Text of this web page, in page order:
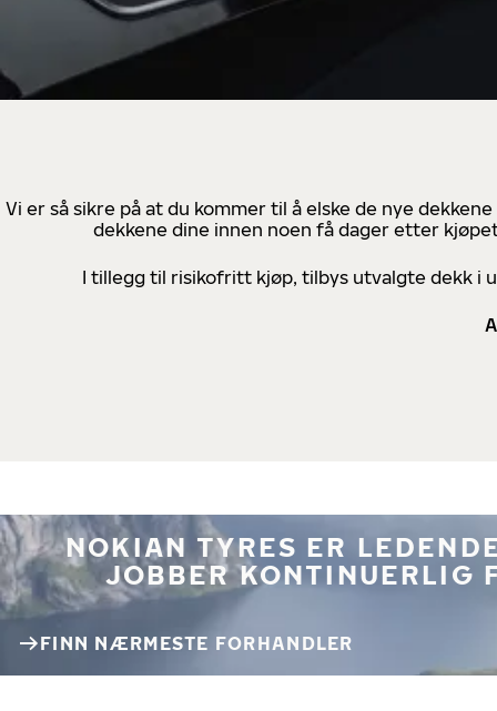
Vi er så sikre på at du kommer til å elske de nye
dekkene dine innen noen få dager etter
I tillegg til risikofritt kjøp, tilbys utvalgte dekk i
NOKIAN TYRES ER
JOBBER KONTINUERLIG
FINN NÆRMESTE FORHANDLER